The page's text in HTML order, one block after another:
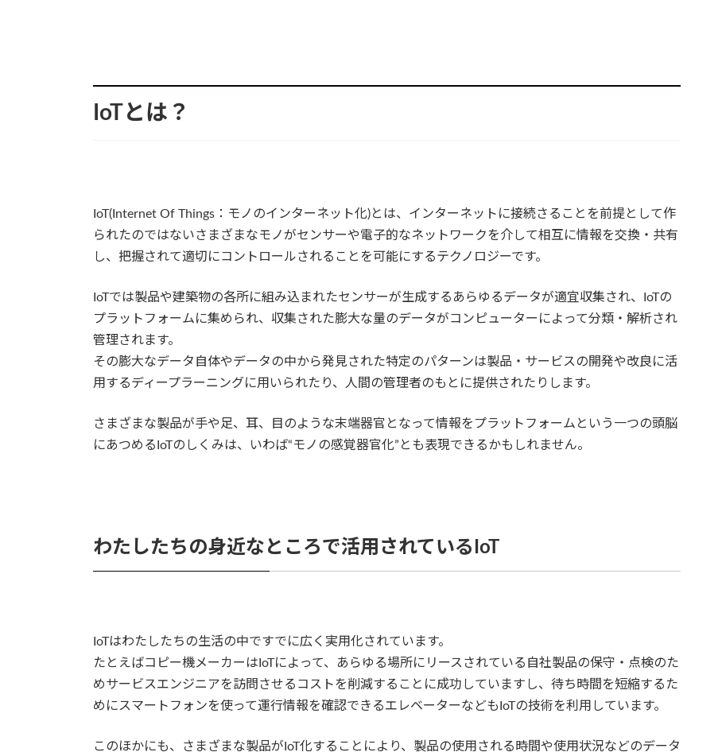
IoTとは？
IoT(Internet Of Things：モノのインターネット化)とは、インターネットに接続さることを前提として作
られたのではないさまざまなモノがセンサーや電子的なネットワークを介して相互に情報を交換・共有
し、把握されて適切にコントロールされることを可能にするテクノロジーです。
IoTでは製品や建築物の各所に組み込まれたセンサーが生成するあらゆるデータが適宜収集され、IoTの
プラットフォームに集められ、収集された膨大な量のデータがコンピューターによって分類・解析され
管理されます。
その膨大なデータ自体やデータの中から発見された特定のパターンは製品・サービスの開発や改良に活
用するディープラーニングに用いられたり、人間の管理者のもとに提供されたりします。
さまざまな製品が手や足、耳、目のような末端器官となって情報をプラットフォームという一つの頭脳
にあつめるIoTのしくみは、いわば“モノの感覚器官化”とも表現できるかもしれません。
わたしたちの身近なところで活用されているIoT
IoTはわたしたちの生活の中ですでに広く実用化されています。
たとえばコピー機メーカーはIoTによって、あらゆる場所にリースされている自社製品の保守・点検のた
めサービスエンジニアを訪問させるコストを削減することに成功していますし、待ち時間を短縮するた
めにスマートフォンを使って運行情報を確認できるエレベーターなどもIoTの技術を利用しています。
このほかにも、さまざまな製品がIoT化することにより、製品の使用される時間や使用状況などのデータ